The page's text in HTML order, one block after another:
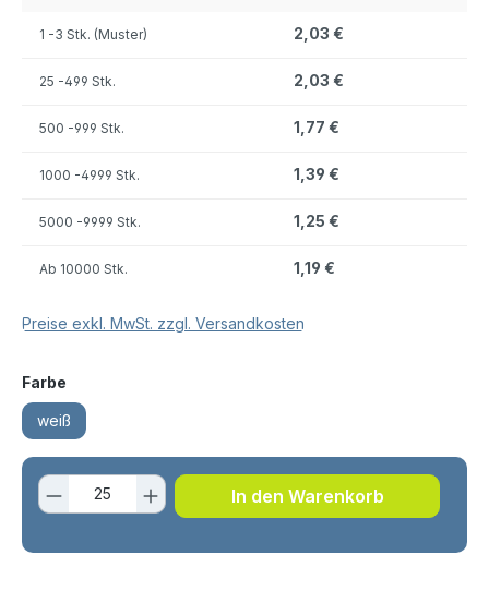
1 -3 Stk. (Muster) 2,03 €
25 -499 Stk. 2,03 €
500 -999 Stk. 1,77 €
1000 -4999 Stk. 1,39 €
5000 -9999 Stk. 1,25 €
Ab 10000 Stk. 1,19 €
Preise exkl. MwSt. zzgl. Versandkosten
Farbe
weiß
Produkt Anzahl: Gib den
In den Warenkorb